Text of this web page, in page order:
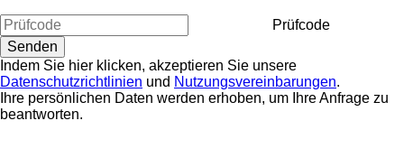
Prüfcode
Indem Sie hier klicken, akzeptieren Sie unsere
Datenschutzrichtlinien und Nutzungsvereinbarungen.
Ihre persönlichen Daten werden erhoben, um Ihre Anfrage zu
beantworten.